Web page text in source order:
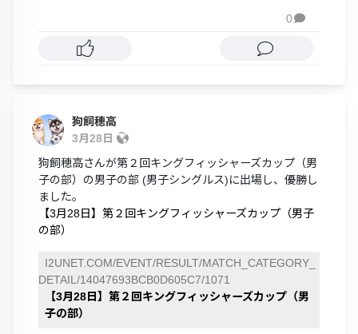
0
狗飼穂高
3月28日
狗飼穂高さんが第２回キングフィッシャーズカップ（男
子の部）の男子の部 (男子シングルス)に出場し、優勝し
ました。
【3月28日】第２回キングフィッシャーズカップ（男子
の部）
I2UNET.COM/EVENT/RESULT/MATCH_CATEGORY_
DETAIL/14047693BCB0D605C7/1071
【3月28日】第２回キングフィッシャーズカップ（男
子の部）